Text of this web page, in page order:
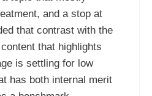
and a stop at
that contrast with the
that highlights
is settling for low
has both internal merit